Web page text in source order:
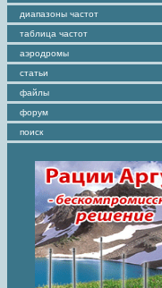
диапазоны частот
таблица частот
аэродромы
статьи
файлы
форум
поиск